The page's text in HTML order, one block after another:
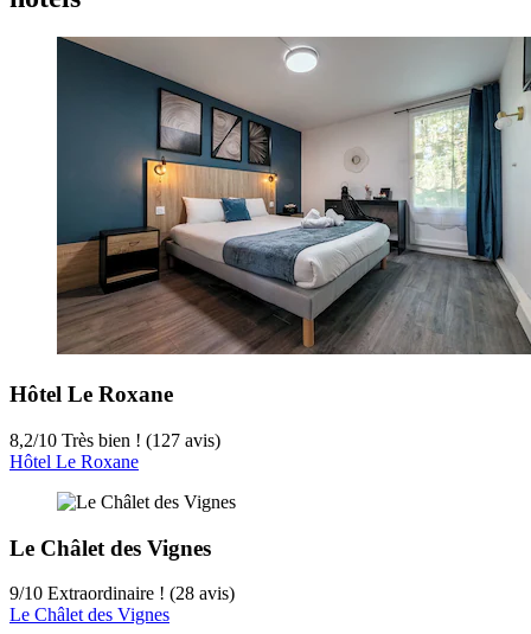
Hôtel Le Roxane
8,2/10 Très bien ! (127 avis)
Hôtel Le Roxane
Le Châlet des Vignes
9/10 Extraordinaire ! (28 avis)
Le Châlet des Vignes